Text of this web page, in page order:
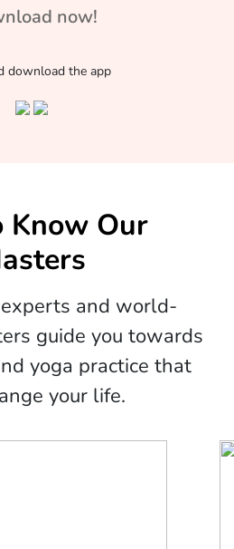
now!
download the app
Know Our
and world-
guide you towards
yoga practice that
your life.